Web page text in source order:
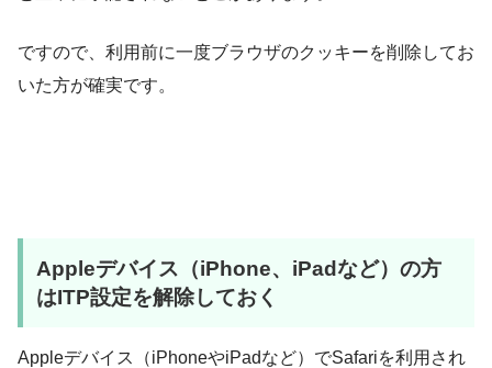
ですので、利用前に一度ブラウザのクッキーを削除してお
いた方が確実です。
Appleデバイス（iPhone、iPadなど）の方
はITP設定を解除しておく
Appleデバイス（iPhoneやiPadなど）でSafariを利用され